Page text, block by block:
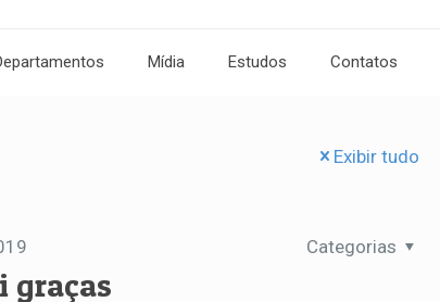
Mídia Estudos Contatos
Exibir tudo
Categorias
graças